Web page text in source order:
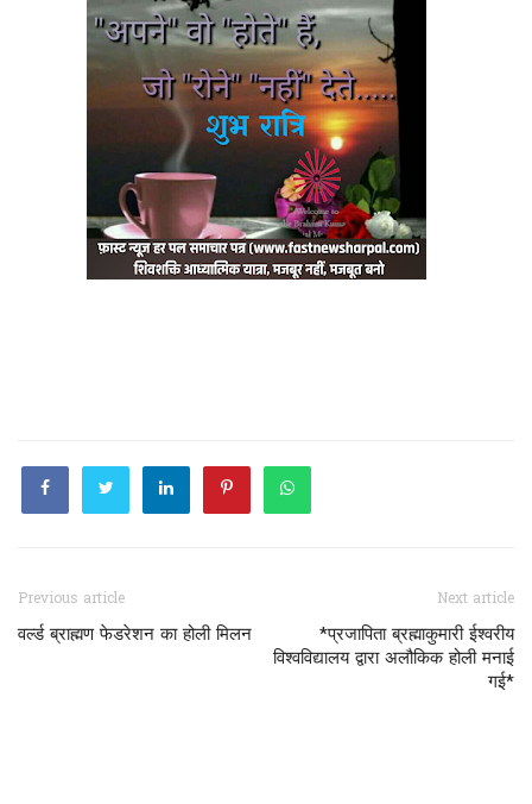
Previous article
वर्ल्ड ब्राह्मण फेडरेशन का होली मिलन
Next article
*प्रजापिता ब्रह्माकुमारी ईश्वरीय
विश्वविद्यालय द्वारा अलौकिक होली मनाई
गई*